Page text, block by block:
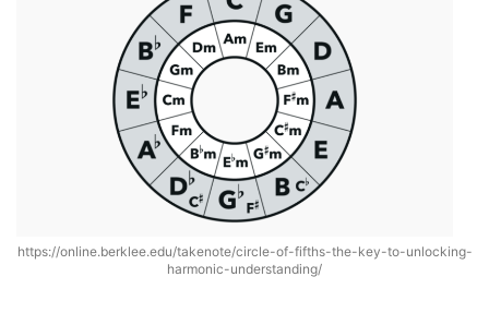
https://online.berklee.edu/takenote/circle-of-fifths-the-key-to-unlocking-
harmonic-understanding/